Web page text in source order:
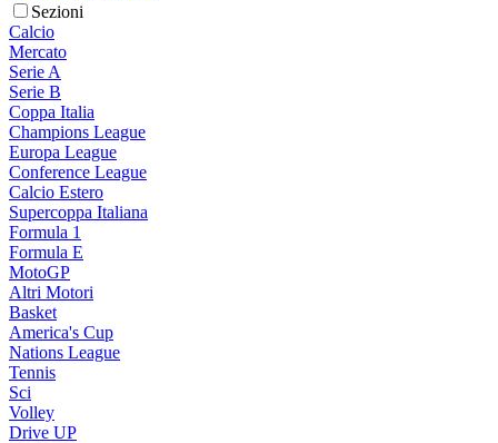
Sezioni
Calcio
Mercato
Serie A
Serie B
Coppa Italia
Champions League
Europa League
Conference League
Calcio Estero
Supercoppa Italiana
Formula 1
Formula E
MotoGP
Altri Motori
Basket
America's Cup
Nations League
Tennis
Sci
Volley
Drive UP